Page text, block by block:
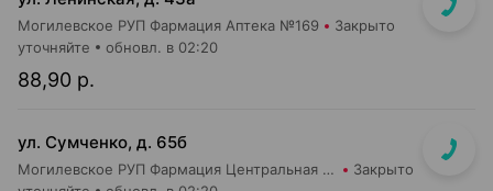
Могилевское РУП Фармация Аптека №169 Закрыто
88,90 р.
уточняйте обновл. в 02:20
ул. Сумченко, д. 65б
Могилевское РУП Фармация Центральная районная аптека №109 Закрыто